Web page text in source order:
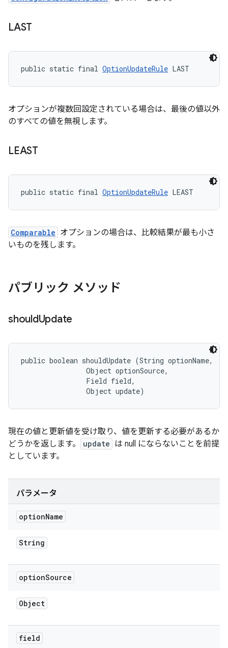
LAST
public static final OptionUpdateRule LAST
オプションが複数回設定されている場合は、最後の値以外
のすべての値を無視します。
LEAST
public static final OptionUpdateRule LEAST
Comparable オプションの場合は、比較結果が最も小さ
いものを残します。
パブリック メソッド
shouldUpdate
public boolean shouldUpdate (String optionName,
                Object optionSource,
                Field field,
                Object update)
現在の値と更新値を受け取り、値を更新する必要があるか
どうかを返します。
update は null にならないことを前提
としています。
パラメータ
optionName
String
optionSource
Object
field